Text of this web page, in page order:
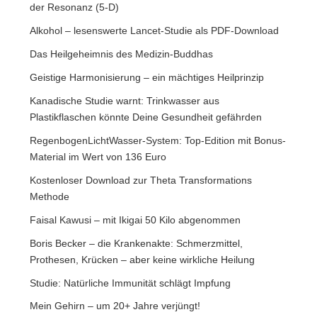
der Resonanz (5-D)
Alkohol – lesenswerte Lancet-Studie als PDF-Download
Das Heilgeheimnis des Medizin-Buddhas
Geistige Harmonisierung – ein mächtiges Heilprinzip
Kanadische Studie warnt: Trinkwasser aus
Plastikflaschen könnte Deine Gesundheit gefährden
RegenbogenLichtWasser-System: Top-Edition mit Bonus-
Material im Wert von 136 Euro
Kostenloser Download zur Theta Transformations
Methode
Faisal Kawusi – mit Ikigai 50 Kilo abgenommen
Boris Becker – die Krankenakte: Schmerzmittel,
Prothesen, Krücken – aber keine wirkliche Heilung
Studie: Natürliche Immunität schlägt Impfung
Mein Gehirn – um 20+ Jahre verjüngt!